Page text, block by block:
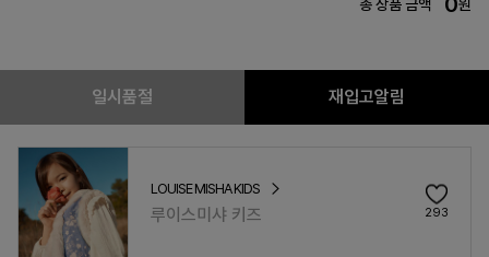
총 상품 금액 원
일시품절 재입고알림
LOUISE MISHA KIDS
루이스미샤 키즈 293